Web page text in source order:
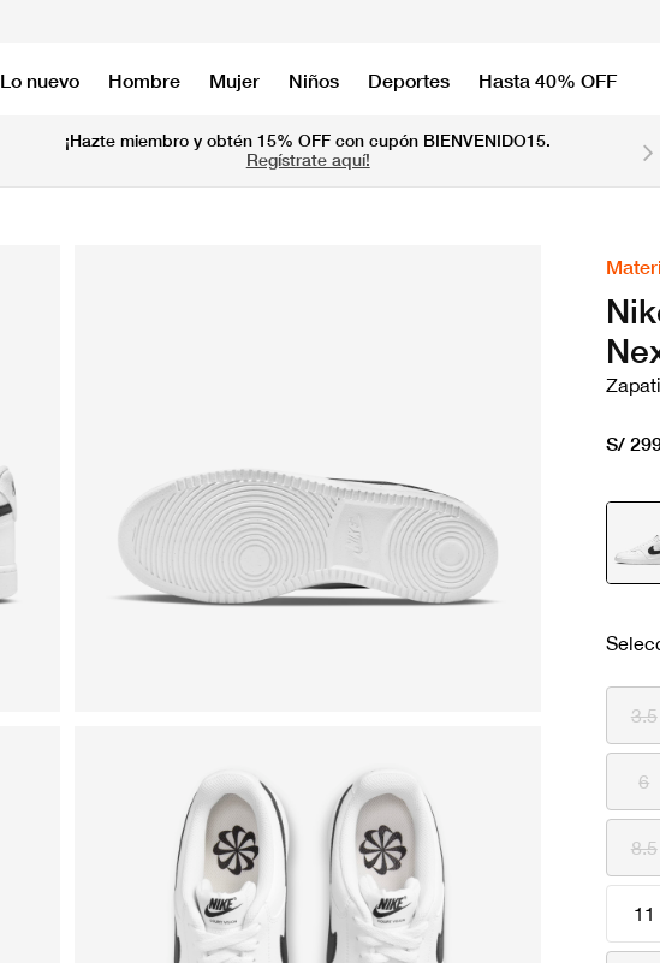
Lo nuevo Hombre Mujer Niños Deportes Hasta 40% OFF
¡Hazte miembro y obtén 15% OFF con cupón BIENVENIDO15.
Regístrate aquí!
S/
3.5
6
8.5
11